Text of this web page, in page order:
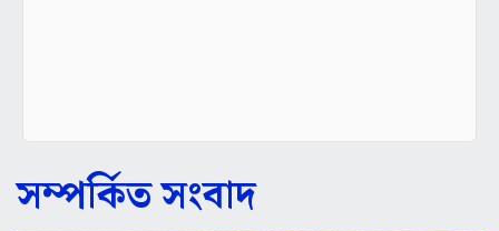
সম্পর্কিত সংবাদ